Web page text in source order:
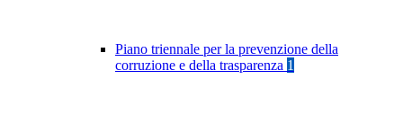
Piano triennale per la prevenzione della
corruzione e della trasparenza 1